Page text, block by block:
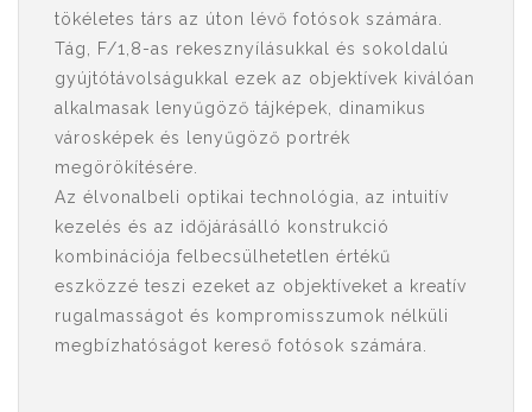
tökéletes társ az úton lévő fotósok számára.
Tág, F/1,8-as rekesznyílásukkal és sokoldalú
gyújtótávolságukkal ezek az objektívek kiválóan
alkalmasak lenyűgöző tájképek, dinamikus
városképek és lenyűgöző portrék
megörökítésére.
Az élvonalbeli optikai technológia, az intuitív
kezelés és az időjárásálló konstrukció
kombinációja felbecsülhetetlen értékű
eszközzé teszi ezeket az objektíveket a kreatív
rugalmasságot és kompromisszumok nélküli
megbízhatóságot kereső fotósok számára.